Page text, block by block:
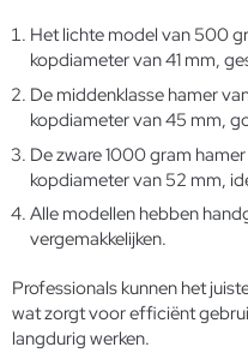
Het lichte model van 500
kopdiameter van 41 mm,
De middenklasse hamer
kopdiameter van 45 mm,
De zware 1000 gram
kopdiameter van 52 mm,
Alle modellen hebben
vergemakkelijken.
Professionals kunnen het
wat zorgt voor efficiënt
langdurig werken.